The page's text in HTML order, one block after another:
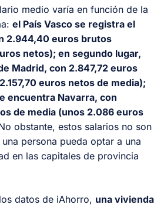
medio varía en función de la
el País Vasco se registra el
2.944,40 euros brutos
netos); en segundo lugar,
Madrid, con 2.847,72 euros
euros netos de media);
encuentra Navarra, con
de media (unos 2.086 euros
obstante, estos salarios no son
persona pueda optar a una
en las capitales de provincia
datos de iAhorro, una vivienda